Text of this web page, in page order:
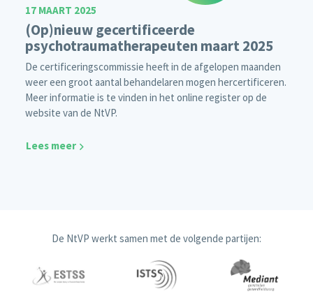
17 MAART 2025
(Op)nieuw gecertificeerde
psychotraumatherapeuten maart 2025
De certificeringscommissie heeft in de afgelopen maanden
weer een groot aantal behandelaren mogen hercertificeren.
Meer informatie is te vinden in het online register op de
website van de NtVP.
Lees meer
De NtVP werkt samen met de volgende partijen: